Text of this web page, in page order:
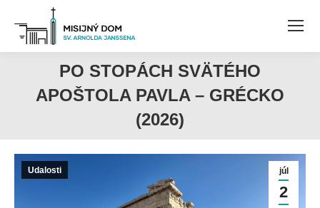
PO STOPÁCH SVÄTÉHO
APOŠTOLA PAVLA – GRÉCKO
(2026)
júl
2
Udalosti